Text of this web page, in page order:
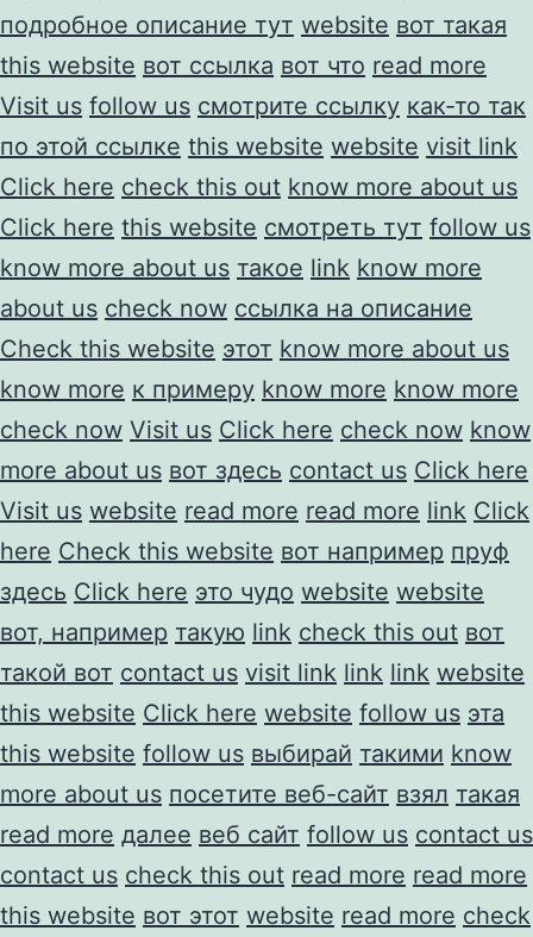
подробное описание тут website вот такая
this website вот ссылка вот что read more
Visit us follow us смотрите ссылку как-то так
по этой ссылке this website website visit link
Click here check this out know more about us
Click here this website смотреть тут follow us
know more about us такое link know more
about us check now ссылка на описание
Check this website этот know more about us
know more к примеру know more know more
check now Visit us Click here check now know
more about us вот здесь contact us Click here
Visit us website read more read more link Click
here Check this website вот например пруф
здесь Click here это чудо website website
вот, например такую link check this out вот
такой вот contact us visit link link link website
this website Click here website follow us эта
this website follow us выбирай такими know
more about us посетите веб-сайт взял такая
read more далее веб сайт follow us contact us
contact us check this out read more read more
this website вот этот website read more check